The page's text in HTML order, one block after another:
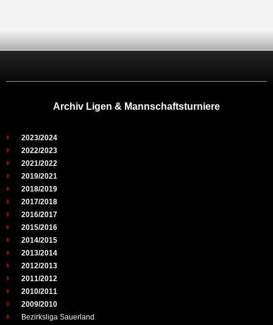
Archiv Ligen & Mannschaftsturniere
2023/2024
2022/2023
2021/2022
2019/2021
2018/2019
2017/2018
2016/2017
2015/2016
2014/2015
2013/2014
2012/2013
2011/2012
2010/2011
2009/2010
Bezirksliga Sauerland